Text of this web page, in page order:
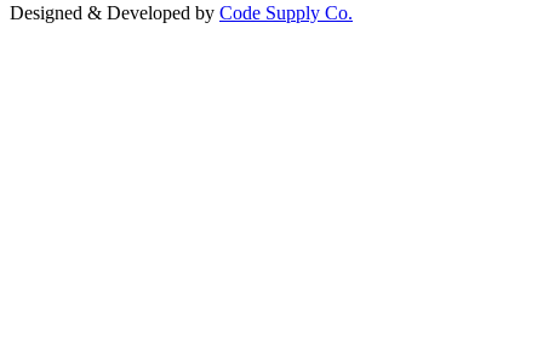
Designed & Developed by Code Supply Co.